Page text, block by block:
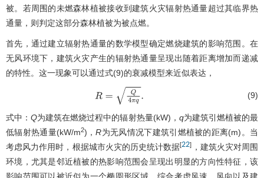
被。若周围的未燃森林植被接收到建筑火灾辐射热通量超过其临界热
通量，则判定这部分森林植被为被点燃。
首先，通过建立辐射热通量的数学模型确定燃烧建筑的影响范围。在
无风环境下，建筑火灾产生的辐射热通量呈现出随着距离增加而递减
的特性。这一现象可以通过式(9)的衰减模型来近似表达，
R=Q4πq. (9)
式中：Q为建筑在燃烧过程中的辐射热量(kW)， q为建筑引燃植被的最
低辐射热通量(kW/m2)，R为无风情况下建筑引燃植被的距离(m)。当
考虑风力作用时，根据城市火灾的历史统计数据[22] ，建筑火灾对周围
环境，尤其是邻近植被的热影响范围会呈现出明显的方向性特征，该